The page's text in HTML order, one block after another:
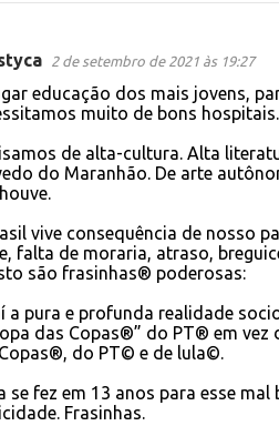
2 de setembro de 2021 às 19:27
educação dos mais jovens,
muito de bons
de alta-cultura. Alta
do Maranhão. De arte
vive consequência de nosso
falta de moraria, atraso,
são frasinhas® poderosas:
a pura e profunda realidade
das Copas®” do PT® em
do PT© e de lula©.
se fez em 13 anos para esse
Frasinhas.